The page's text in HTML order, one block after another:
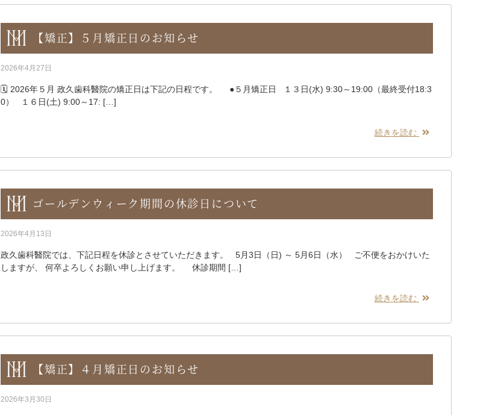
【矯正】５月矯正日のお知らせ
2026年4月27日
🗓️ 2026年５月 政久歯科醫院の矯正日は下記の日程です。 ●５月矯正日 １３日(水) 9:30～19:00（最終受付18:3
0） １６日(土) 9:00～17: […]
続きを読む
ゴールデンウィーク期間の休診日について
2026年4月13日
政久歯科醫院では、下記日程を休診とさせていただきます。 5月3日（日) ～ 5月6日（水） ご不便をおかけいた
しますが、 何卒よろしくお願い申し上げます。 休診期間 […]
続きを読む
【矯正】４月矯正日のお知らせ
2026年3月30日